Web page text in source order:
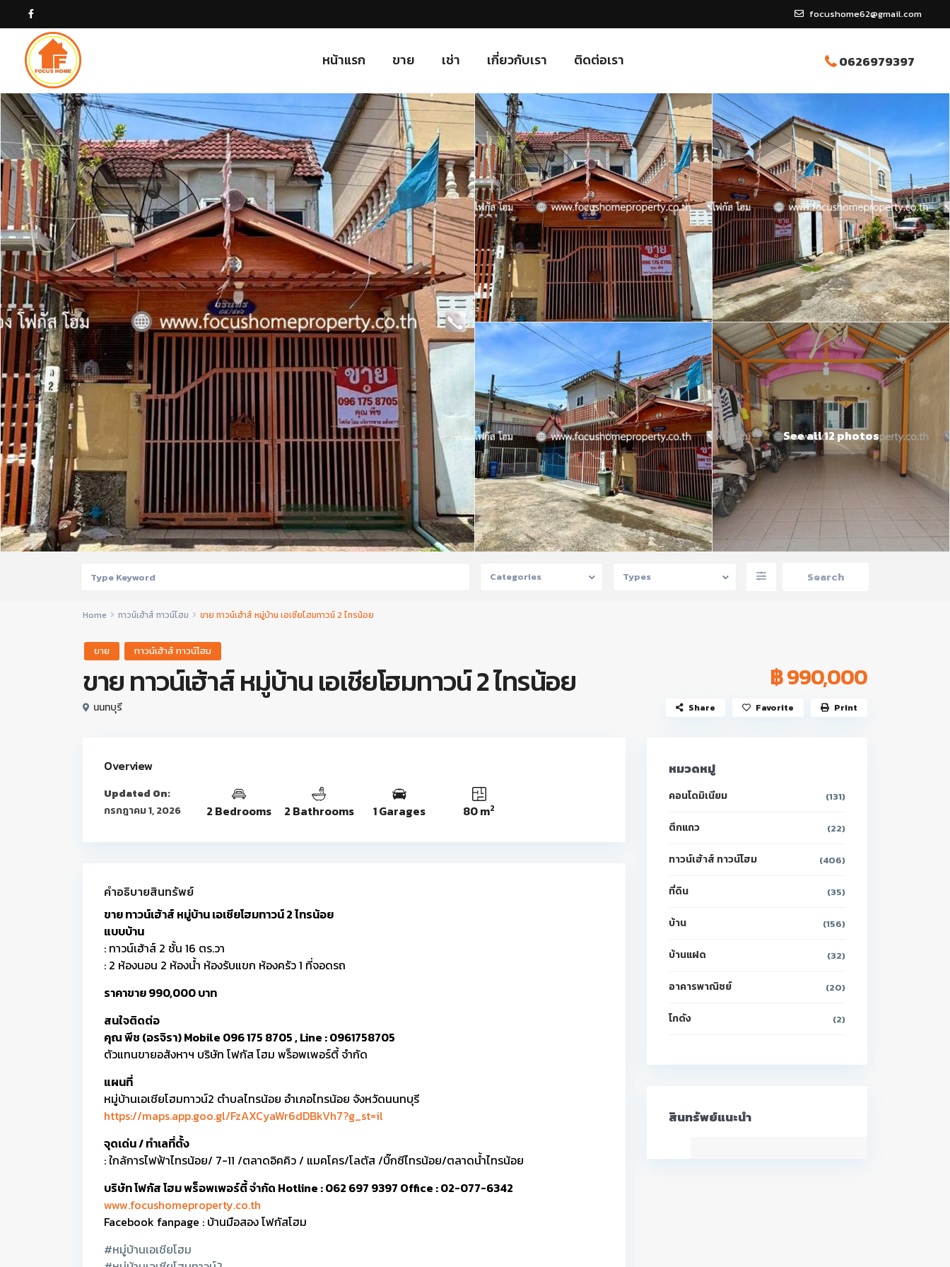
focushome62@gmail.com
0626979397
หน้าแรก ขาย เช่า เกี่ยวกับเรา ติดต่อเรา
See all 12 photos
Categories Types
Home ทาวน์เฮ้าส์ ทาวน์โฮม ขาย ทาวน์เฮ้าส์ หมู่บ้าน เอเชียโฮมทาวน์ 2 ไทรน้อย
ขาย ทาวน์เฮ้าส์ ทาวน์โฮม
ขาย ทาวน์เฮ้าส์ หมู่บ้าน เอเชียโฮมทาวน์ 2 ไทรน้อย ฿ 990,000
นนทบุรี Share Favorite Print
Overview
Updated On:
กรกฎาคม 1, 2026
2 Bedrooms 2 Bathrooms 1 Garages 80 m2
คำอธิบายสินทรัพย์
ขาย ทาวน์เฮ้าส์ หมู่บ้าน เอเชียโฮมทาวน์ 2 ไทรน้อย
แบบบ้าน
: ทาวน์เฮ้าส์ 2 ชั้น 16 ตร.วา
: 2 ห้องนอน 2 ห้องน้ำ ห้องรับแขก ห้องครัว 1 ที่จอดรถ
ราคาขาย 990,000 บาท
สนใจติดต่อ
คุณ พีช (อรจิรา) Mobile 096 175 8705 , Line : 0961758705
ตัวแทนขายอสังหาฯ บริษัท โฟกัส โฮม พร็อพเพอร์ตี้ จำกัด
แผนที่
หมู่บ้านเอเชียโฮมทาวน์2 ตำบลไทรน้อย อำเภอไทรน้อย จังหวัดนนทบุรี
https://maps.app.goo.gl/FzAXCyaWr6dDBkVh7?g_st=il
จุดเด่น / ทำเลที่ตั้ง
: ใกล้การไฟฟ้าไทรน้อย/ 7-11 /ตลาดอิคคิว / แมคโคร/โลตัส /บิ๊กซีไทรน้อย/ตลาดน้ำไทรน้อย
บริษัท โฟกัส โฮม พร็อพเพอร์ตี้ จำกัด Hotline : 062 697 9397 Office : 02-077-6342
www.focushomeproperty.co.th
Facebook fanpage : บ้านมือสอง โฟกัสโฮม
#หมู่บ้านเอเชียโฮม
หมวดหมู่
คอนโดมิเนียม (131)
ตึกแถว (22)
ทาวน์เฮ้าส์ ทาวน์โฮม (406)
ที่ดิน (35)
บ้าน (156)
บ้านแฝด (32)
อาคารพาณิชย์ (20)
โกดัง (2)
สินทรัพย์แนะนำ